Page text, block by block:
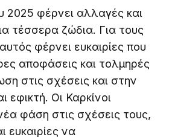
2025 φέρνει αλλαγές και
τέσσερα ζώδια. Για τους
φέρνει ευκαιρίες που
αποφάσεις και τολμηρές
στις σχέσεις και στην
εφικτή. Οι Καρκίνοι
φάση στις σχέσεις τους,
ευκαιρίες να